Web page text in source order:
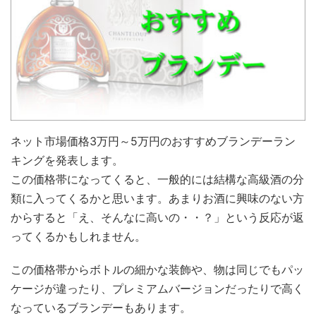
ネット市場価格3万円～5万円のおすすめブランデーラン
キングを発表します。
この価格帯になってくると、一般的には結構な高級酒の分
類に入ってくるかと思います。あまりお酒に興味のない方
からすると「え、そんなに高いの・・？」という反応が返
ってくるかもしれません。
この価格帯からボトルの細かな装飾や、物は同じでもパッ
ケージが違ったり、プレミアムバージョンだったりで高く
なっているブランデーもあります。